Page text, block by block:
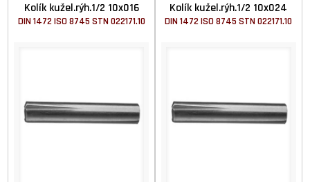
Kolík kužel.rýh.1/2 10x016
DIN 1472 ISO 8745 STN 022171.10
Kolík kužel.rýh.1/2 10x024
DIN 1472 ISO 8745 STN 022171.10